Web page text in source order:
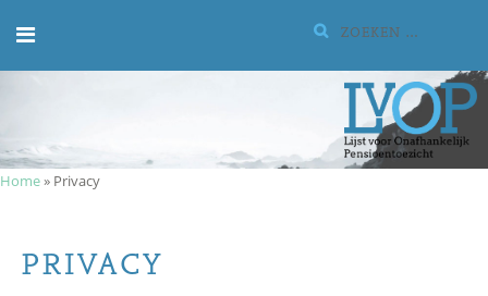
naar
de
Zoeken:
Home» Privacy
PRIVACY